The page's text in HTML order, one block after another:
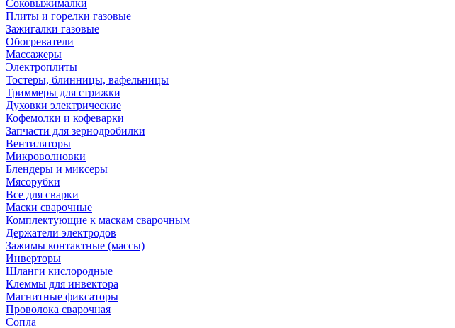
Соковыжималки
Плиты и горелки газовые
Зажигалки газовые
Обогреватели
Массажеры
Электроплиты
Тостеры, блинницы, вафельницы
Триммеры для стрижки
Духовки электрические
Кофемолки и кофеварки
Запчасти для зернодробилки
Вентиляторы
Микроволновки
Блендеры и миксеры
Мясорубки
Все для сварки
Маски сварочные
Комплектующие к маскам сварочным
Держатели электродов
Зажимы контактные (массы)
Инверторы
Шланги кислородные
Клеммы для инвектора
Магнитные фиксаторы
Проволока сварочная
Сопла